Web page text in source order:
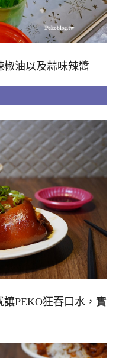
椒油以及蒜味辣醬
PEKO狂吞口水，實